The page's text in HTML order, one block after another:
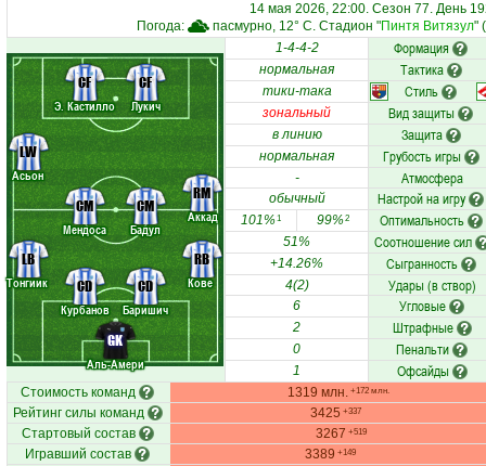
14 мая 2026, 22:00. Сезон 77. День
Погода:
пасмурно, 12° C. Стадион "Пинтя Витязул"
Аль-Амери
Тонгиик
Курбанов
Баришич
Кове
Асьон
Мендоса Бадул
Аккад
Э. Кастилло Лукич
GK
LB
CD
CD
RB
LW
CM CM
RM
CF CF
1-4-4-2 Формация
нормальная Тактика
тики-така Стиль
зональный Вид защиты
в линию Защита
нормальная Грубость игры
- Атмосфера
обычный Настрой на игру
101%1 99%2 Оптимальность
51% Соотношение сил
+14.26% Сыгранность
4(2) Удары (в створ)
6 Угловые
2 Штрафные
0 Пенальти
1 Офсайды
Стоимость команд 1319 млн. +172 млн.
Рейтинг силы команд 3425 +337
Стартовый состав 3267 +519
Игравший состав 3389 +149